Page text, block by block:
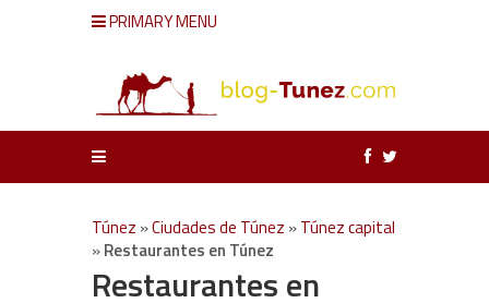
PRIMARY MENU
Túnez »Ciudades de Túnez »Túnez capital
»Restaurantes en Túnez
Restaurantes en